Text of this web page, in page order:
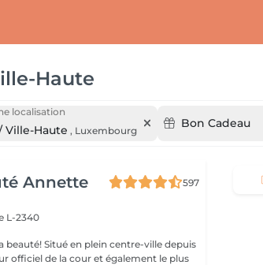
Haute
localisation
Ville-Haute , Luxembourg
Bon Cadeau
Annette
597
L-2340
ville depuis
officiel de la cour et également le plus